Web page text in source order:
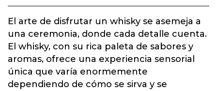
El arte de disfrutar un whisky se asemeja a
una ceremonia, donde cada detalle cuenta.
El whisky, con su rica paleta de sabores y
aromas, ofrece una experiencia sensorial
única que varía enormemente
dependiendo de cómo se sirva y se